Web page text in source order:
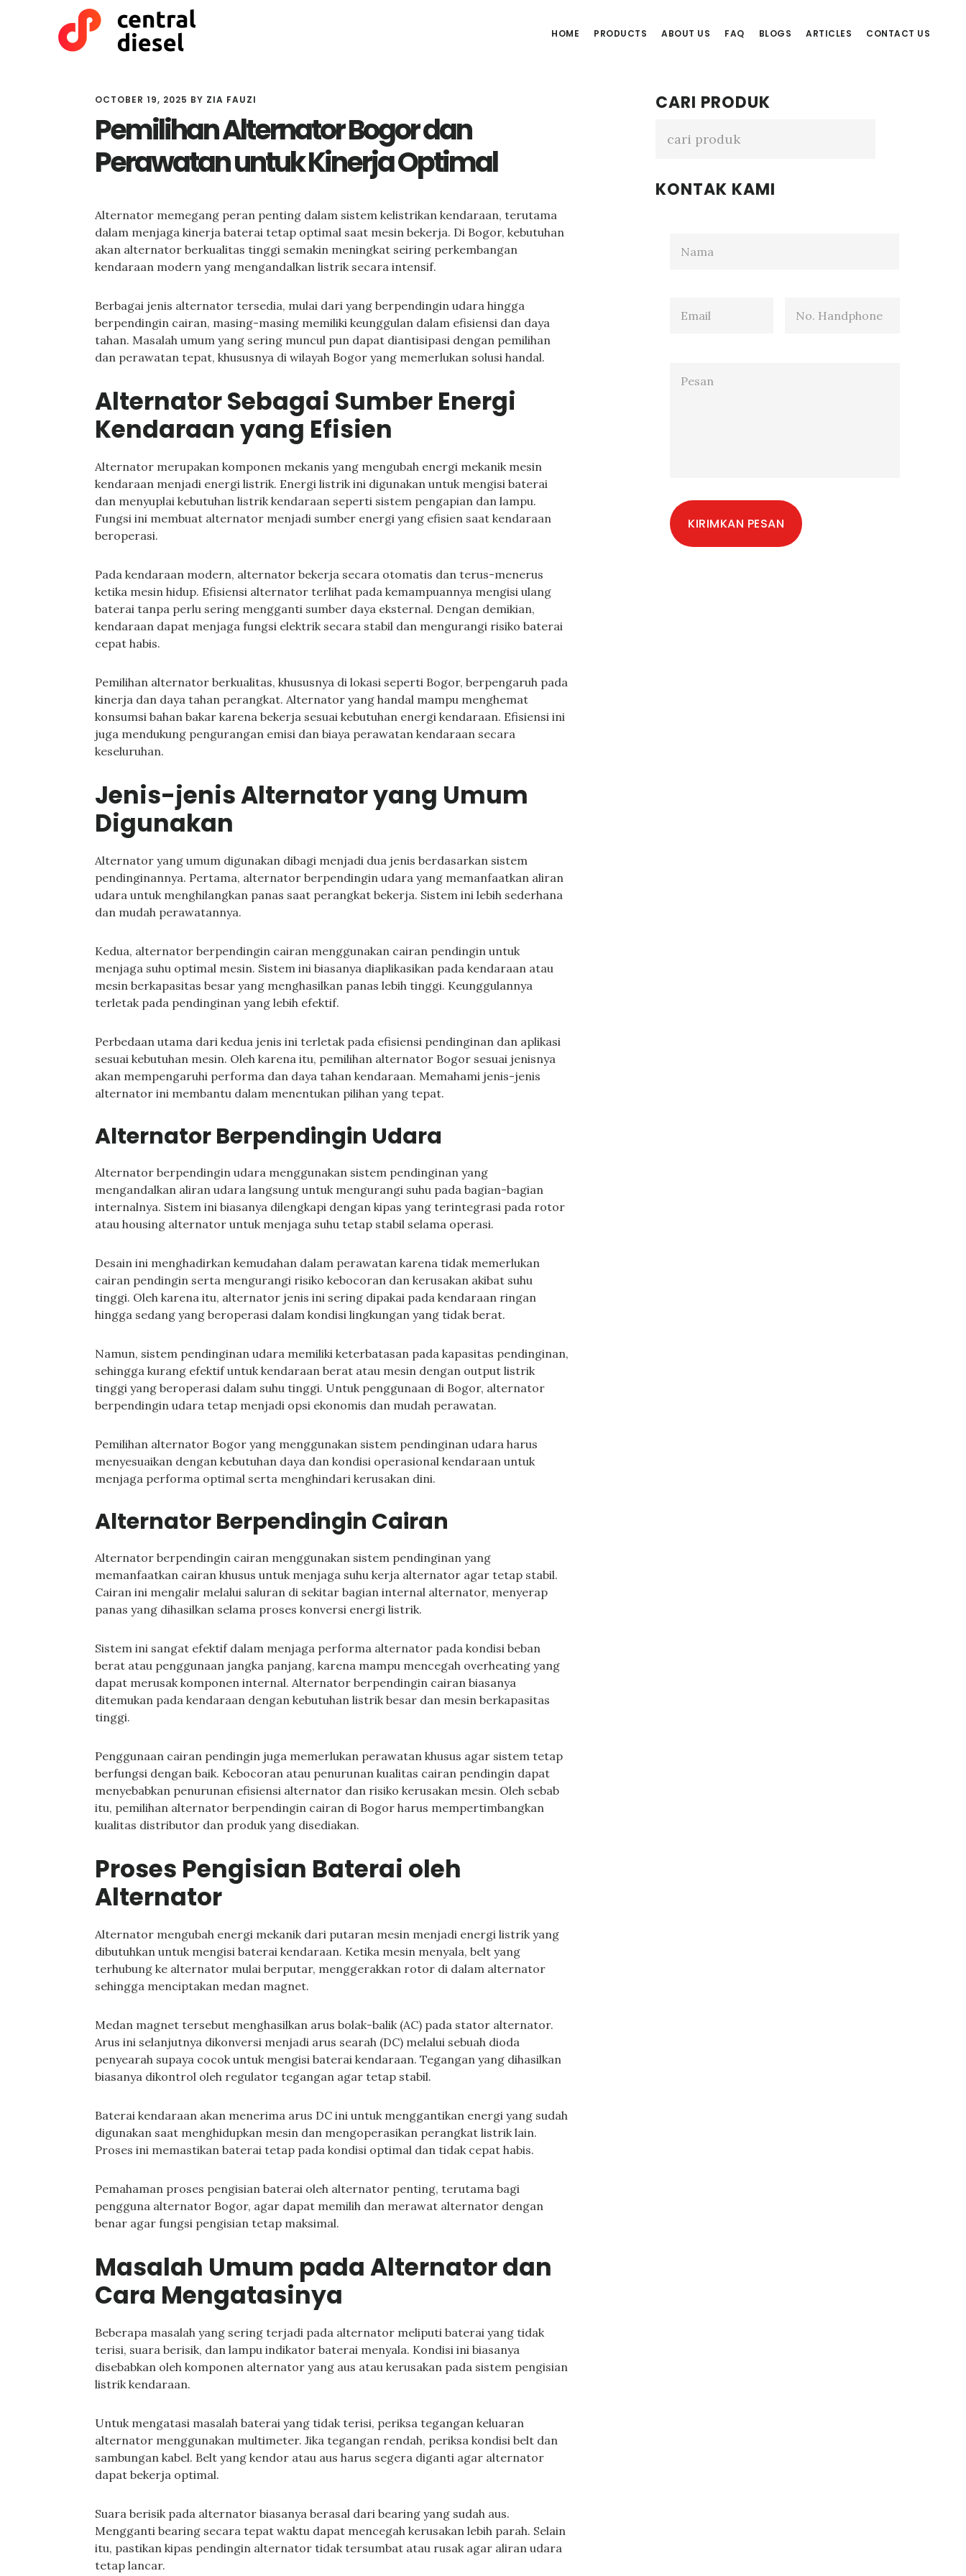
HOME PRODUCTS ABOUT US FAQ BLOGS ARTICLES CONTACT US
OCTOBER 19, 2025 BY ZIA FAUZI
Pemilihan Alternator Bogor dan
Perawatan untuk Kinerja Optimal
Alternator memegang peran penting dalam sistem kelistrikan kendaraan, terutama
dalam menjaga kinerja baterai tetap optimal saat mesin bekerja. Di Bogor, kebutuhan
akan alternator berkualitas tinggi semakin meningkat seiring perkembangan
kendaraan modern yang mengandalkan listrik secara intensif.
Berbagai jenis alternator tersedia, mulai dari yang berpendingin udara hingga
berpendingin cairan, masing-masing memiliki keunggulan dalam efisiensi dan daya
tahan. Masalah umum yang sering muncul pun dapat diantisipasi dengan pemilihan
dan perawatan tepat, khususnya di wilayah Bogor yang memerlukan solusi handal.
Alternator Sebagai Sumber Energi
Kendaraan yang Efisien
Alternator merupakan komponen mekanis yang mengubah energi mekanik mesin
kendaraan menjadi energi listrik. Energi listrik ini digunakan untuk mengisi baterai
dan menyuplai kebutuhan listrik kendaraan seperti sistem pengapian dan lampu.
Fungsi ini membuat alternator menjadi sumber energi yang efisien saat kendaraan
beroperasi.
Pada kendaraan modern, alternator bekerja secara otomatis dan terus-menerus
ketika mesin hidup. Efisiensi alternator terlihat pada kemampuannya mengisi ulang
baterai tanpa perlu sering mengganti sumber daya eksternal. Dengan demikian,
kendaraan dapat menjaga fungsi elektrik secara stabil dan mengurangi risiko baterai
cepat habis.
Pemilihan alternator berkualitas, khususnya di lokasi seperti Bogor, berpengaruh pada
kinerja dan daya tahan perangkat. Alternator yang handal mampu menghemat
konsumsi bahan bakar karena bekerja sesuai kebutuhan energi kendaraan. Efisiensi ini
juga mendukung pengurangan emisi dan biaya perawatan kendaraan secara
keseluruhan.
Jenis-jenis Alternator yang Umum
Digunakan
Alternator yang umum digunakan dibagi menjadi dua jenis berdasarkan sistem
pendinginannya. Pertama, alternator berpendingin udara yang memanfaatkan aliran
udara untuk menghilangkan panas saat perangkat bekerja. Sistem ini lebih sederhana
dan mudah perawatannya.
Kedua, alternator berpendingin cairan menggunakan cairan pendingin untuk
menjaga suhu optimal mesin. Sistem ini biasanya diaplikasikan pada kendaraan atau
mesin berkapasitas besar yang menghasilkan panas lebih tinggi. Keunggulannya
terletak pada pendinginan yang lebih efektif.
Perbedaan utama dari kedua jenis ini terletak pada efisiensi pendinginan dan aplikasi
sesuai kebutuhan mesin. Oleh karena itu, pemilihan alternator Bogor sesuai jenisnya
akan mempengaruhi performa dan daya tahan kendaraan. Memahami jenis-jenis
alternator ini membantu dalam menentukan pilihan yang tepat.
Alternator Berpendingin Udara
Alternator berpendingin udara menggunakan sistem pendinginan yang
mengandalkan aliran udara langsung untuk mengurangi suhu pada bagian-bagian
internalnya. Sistem ini biasanya dilengkapi dengan kipas yang terintegrasi pada rotor
atau housing alternator untuk menjaga suhu tetap stabil selama operasi.
Desain ini menghadirkan kemudahan dalam perawatan karena tidak memerlukan
cairan pendingin serta mengurangi risiko kebocoran dan kerusakan akibat suhu
tinggi. Oleh karena itu, alternator jenis ini sering dipakai pada kendaraan ringan
hingga sedang yang beroperasi dalam kondisi lingkungan yang tidak berat.
Namun, sistem pendinginan udara memiliki keterbatasan pada kapasitas pendinginan,
sehingga kurang efektif untuk kendaraan berat atau mesin dengan output listrik
tinggi yang beroperasi dalam suhu tinggi. Untuk penggunaan di Bogor, alternator
berpendingin udara tetap menjadi opsi ekonomis dan mudah perawatan.
Pemilihan alternator Bogor yang menggunakan sistem pendinginan udara harus
menyesuaikan dengan kebutuhan daya dan kondisi operasional kendaraan untuk
menjaga performa optimal serta menghindari kerusakan dini.
Alternator Berpendingin Cairan
Alternator berpendingin cairan menggunakan sistem pendinginan yang
memanfaatkan cairan khusus untuk menjaga suhu kerja alternator agar tetap stabil.
Cairan ini mengalir melalui saluran di sekitar bagian internal alternator, menyerap
panas yang dihasilkan selama proses konversi energi listrik.
Sistem ini sangat efektif dalam menjaga performa alternator pada kondisi beban
berat atau penggunaan jangka panjang, karena mampu mencegah overheating yang
dapat merusak komponen internal. Alternator berpendingin cairan biasanya
ditemukan pada kendaraan dengan kebutuhan listrik besar dan mesin berkapasitas
tinggi.
Penggunaan cairan pendingin juga memerlukan perawatan khusus agar sistem tetap
berfungsi dengan baik. Kebocoran atau penurunan kualitas cairan pendingin dapat
menyebabkan penurunan efisiensi alternator dan risiko kerusakan mesin. Oleh sebab
itu, pemilihan alternator berpendingin cairan di Bogor harus mempertimbangkan
kualitas distributor dan produk yang disediakan.
Proses Pengisian Baterai oleh
Alternator
Alternator mengubah energi mekanik dari putaran mesin menjadi energi listrik yang
dibutuhkan untuk mengisi baterai kendaraan. Ketika mesin menyala, belt yang
terhubung ke alternator mulai berputar, menggerakkan rotor di dalam alternator
sehingga menciptakan medan magnet.
Medan magnet tersebut menghasilkan arus bolak-balik (AC) pada stator alternator.
Arus ini selanjutnya dikonversi menjadi arus searah (DC) melalui sebuah dioda
penyearah supaya cocok untuk mengisi baterai kendaraan. Tegangan yang dihasilkan
biasanya dikontrol oleh regulator tegangan agar tetap stabil.
Baterai kendaraan akan menerima arus DC ini untuk menggantikan energi yang sudah
digunakan saat menghidupkan mesin dan mengoperasikan perangkat listrik lain.
Proses ini memastikan baterai tetap pada kondisi optimal dan tidak cepat habis.
Pemahaman proses pengisian baterai oleh alternator penting, terutama bagi
pengguna alternator Bogor, agar dapat memilih dan merawat alternator dengan
benar agar fungsi pengisian tetap maksimal.
Masalah Umum pada Alternator dan
Cara Mengatasinya
Beberapa masalah yang sering terjadi pada alternator meliputi baterai yang tidak
terisi, suara berisik, dan lampu indikator baterai menyala. Kondisi ini biasanya
disebabkan oleh komponen alternator yang aus atau kerusakan pada sistem pengisian
listrik kendaraan.
Untuk mengatasi masalah baterai yang tidak terisi, periksa tegangan keluaran
alternator menggunakan multimeter. Jika tegangan rendah, periksa kondisi belt dan
sambungan kabel. Belt yang kendor atau aus harus segera diganti agar alternator
dapat bekerja optimal.
Suara berisik pada alternator biasanya berasal dari bearing yang sudah aus.
Mengganti bearing secara tepat waktu dapat mencegah kerusakan lebih parah. Selain
itu, pastikan kipas pendingin alternator tidak tersumbat atau rusak agar aliran udara
tetap lancar.
Primary
Sidebar
CARI PRODUK
KONTAK KAMI